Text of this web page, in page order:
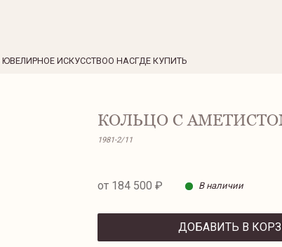
ИСКУССТВОО НАСГДЕ КУПИТЬ
КОЛЬЦО С
1981-2/11
от 184 500 ₽ В наличии
ДОБАВИТЬ В